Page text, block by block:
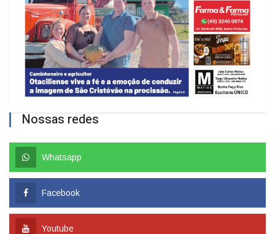
Nossas redes
Whatsapp
Facebook
Youtube